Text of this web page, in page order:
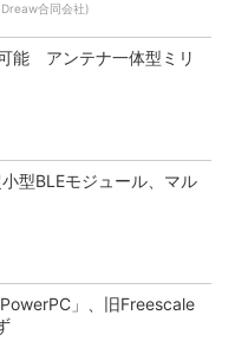
合同会社)
能 アンテナ一体型ミリ
型BLEモジュール、マル
」、旧Freescale